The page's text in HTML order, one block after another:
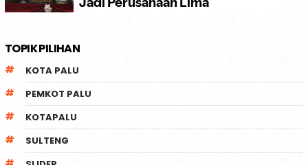
TOPIK PILIHAN
KOTA PALU
PEMKOT PALU
KOTAPALU
SULTENG